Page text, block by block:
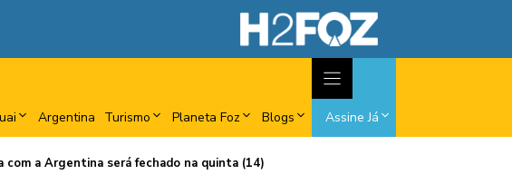
Argentina Turismo Planeta Foz Blogs Assine Já
com a Argentina será fechado na quinta (14)